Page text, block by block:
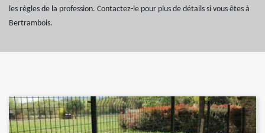
les règles de la profession. Contactez-le pour plus de détails si vous êtes à
Bertrambois.